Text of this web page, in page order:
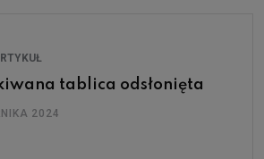
tablica odsłonięta
2024